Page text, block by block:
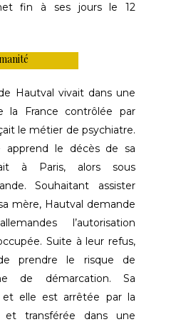
fin à ses jours le 12
Hautval vivait dans une
la France contrôlée par
le métier de psychiatre.
apprend le décès de sa
à Paris, alors sous
Souhaitant assister
mère, Hautval demande
l’autorisation
Suite à leur refus,
prendre le risque de
de démarcation. Sa
elle est arrêtée par la
et transférée dans une